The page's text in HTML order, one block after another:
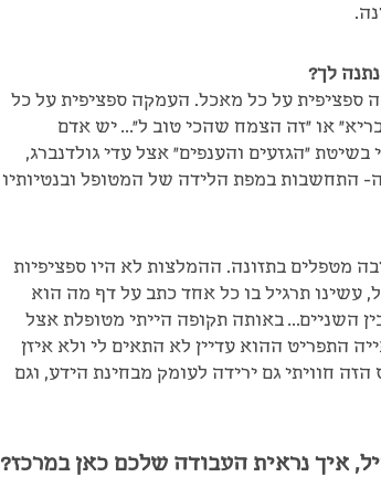
לך?
ספציפית על כל מאכל. העמקה ספציפית על כל
או "זה הצמח שהכי טוב ל"… יש אדם
"הגזעים והענפים" אצל עדי גולדנברג,
התחשבות במפת הלידה של המטופל ובנטיותיו
מטפלים בתזונה. ההמלצות לא היו ספציפיות
עשינו תרגיל בו כל אחד כתב על דף מה הוא
השניים… באותה תקופה הייתי מטופלת אצל
התפריט ההוא עדיין לא התאים לי ולא איזן
חוויתי גם ירידה לעומק מבחינת הידע, וגם
איך נראית העבודה שלכם כאן במרכז?